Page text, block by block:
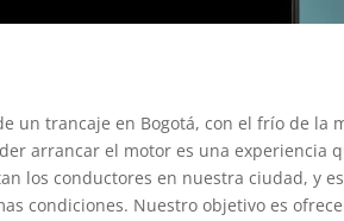
un trancaje en Bogotá, con el frío de la
arrancar el motor es una experiencia
los conductores en nuestra ciudad, y
condiciones. Nuestro objetivo es